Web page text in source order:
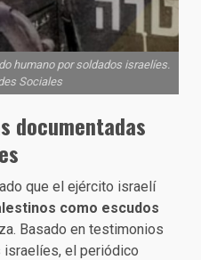
humano por soldados israelíes.
Sociales
documentadas
que el ejército israelí
como escudos
Basado en testimonios
el periódico